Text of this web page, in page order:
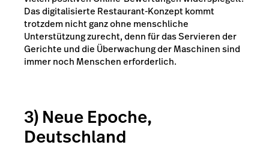
Das digitalisierte Restaurant-Konzept kommt
trotzdem nicht ganz ohne menschliche
Unterstützung zurecht, denn für das Servieren der
Gerichte und die Überwachung der Maschinen sind
immer noch Menschen erforderlich.
3) Neue Epoche,
Deutschland